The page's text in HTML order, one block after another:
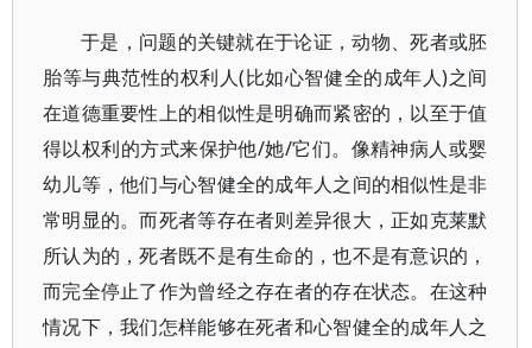
于是，问题的关键就在于论证，动物、死者或胚
胎等与典范性的权利人(比如心智健全的成年人)之间
在道德重要性上的相似性是明确而紧密的，以至于值
得以权利的方式来保护他/她/它们。像精神病人或婴
幼儿等，他们与心智健全的成年人之间的相似性是非
常明显的。而死者等存在者则差异很大，正如克莱默
所认为的，死者既不是有生命的，也不是有意识的，
而完全停止了作为曾经之存在者的存在状态。在这种
情况下，我们怎样能够在死者和心智健全的成年人之